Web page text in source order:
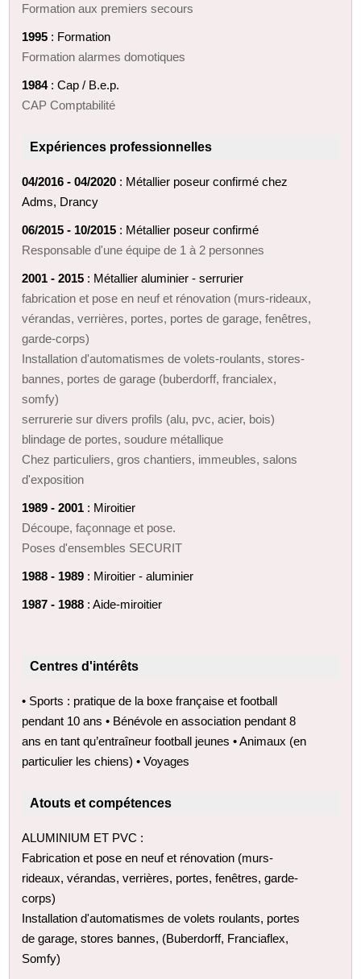
Formation aux premiers secours
1995 : Formation
Formation alarmes domotiques
1984: Cap / B.e.p.
CAP Comptabilité
Expériences professionnelles
04/2016 - 04/2020 : Métallier poseur confirmé chez
Adms, Drancy
06/2015 - 10/2015 : Métallier poseur confirmé
Responsable d'une équipe de 1 à 2 personnes
2001 - 2015 : Métallier aluminier - serrurier
fabrication et pose en neuf et rénovation (murs-rideaux,
vérandas, verrières, portes, portes de garage, fenêtres,
garde-corps)
Installation d'automatismes de volets-roulants, stores-
bannes, portes de garage (buberdorff, francialex,
somfy)
serrurerie sur divers profils (alu, pvc, acier, bois)
blindage de portes, soudure métallique
Chez particuliers, gros chantiers, immeubles, salons
d'exposition
1989 - 2001 : Miroitier
Découpe, façonnage et pose.
Poses d'ensembles SECURIT
1988 - 1989 : Miroitier - aluminier
1987 - 1988 : Aide-miroitier
Centres d'intérêts
• Sports : pratique de la boxe française et football
pendant 10 ans • Bénévole en association pendant 8
ans en tant qu’entraîneur football jeunes • Animaux (en
particulier les chiens) • Voyages
Atouts et compétences
ALUMINIUM ET PVC :
Fabrication et pose en neuf et rénovation (murs-
rideaux, vérandas, verrières, portes, fenêtres, garde-
corps)
Installation d'automatismes de volets roulants, portes
de garage, stores bannes, (Buberdorff, Franciaflex,
Somfy)